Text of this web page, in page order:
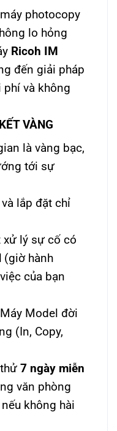
photocopy
lo hỏng
Ricoh IM
đến giải pháp
phí và không
VÀNG
là vàng bạc,
tới sự
lắp đặt chỉ
lý sự cố có
(giờ hành
của bạn
Model đời
(In, Copy,
7 ngày miễn
văn phòng
không hài